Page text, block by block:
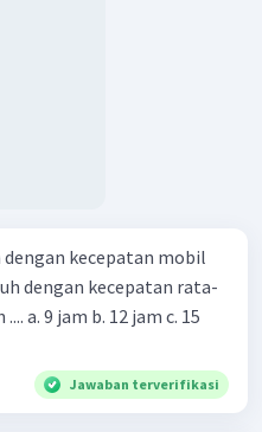
kecepatan mobil
dengan kecepatan rata-
15
Jawaban terverifikasi